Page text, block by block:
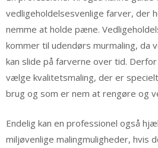
vedligeholdelsesvenlige farver, der
nemme at holde pæne.
kommer til udendørs murmaling, da
kan slide på farverne over tid.
vælge kvalitetsmaling, der er
brug og som er nem at rengøre og
Endelig kan en professionel også
miljøvenlige malingmuligheder, hvis